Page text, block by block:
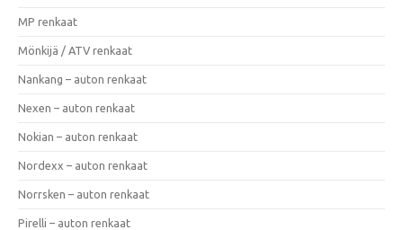
MP renkaat
Mönkijä / ATV renkaat
Nankang – auton renkaat
Nexen – auton renkaat
Nokian – auton renkaat
Nordexx – auton renkaat
Norrsken – auton renkaat
Pirelli – auton renkaat